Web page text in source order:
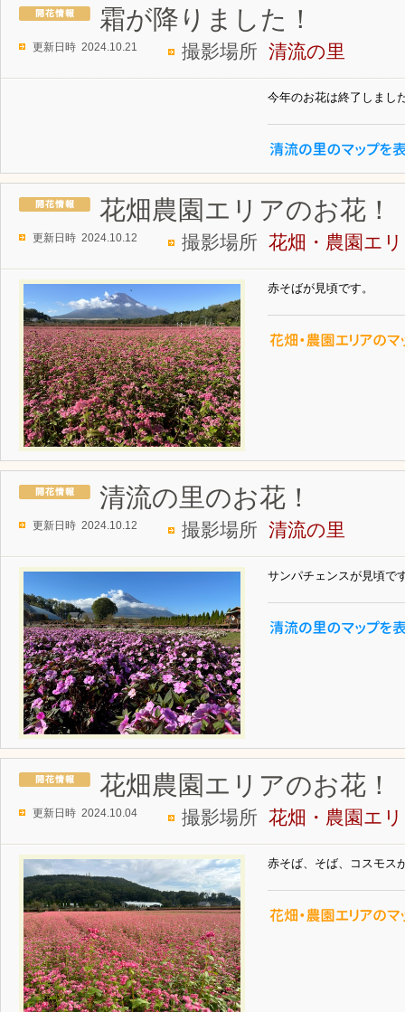
霜が降りました！
更新日時 2024.10.21 撮影場所 清流の里
今年のお花は終了しまし
花畑農園エリアのお花！
更新日時 2024.10.12 撮影場所 花畑・農園エ
赤そばが見頃です。
清流の里のお花！
更新日時 2024.10.12 撮影場所 清流の里
サンパチェンスが見頃で
花畑農園エリアのお花！
更新日時 2024.10.04 撮影場所 花畑・農園エ
赤そば、そば、コスモス